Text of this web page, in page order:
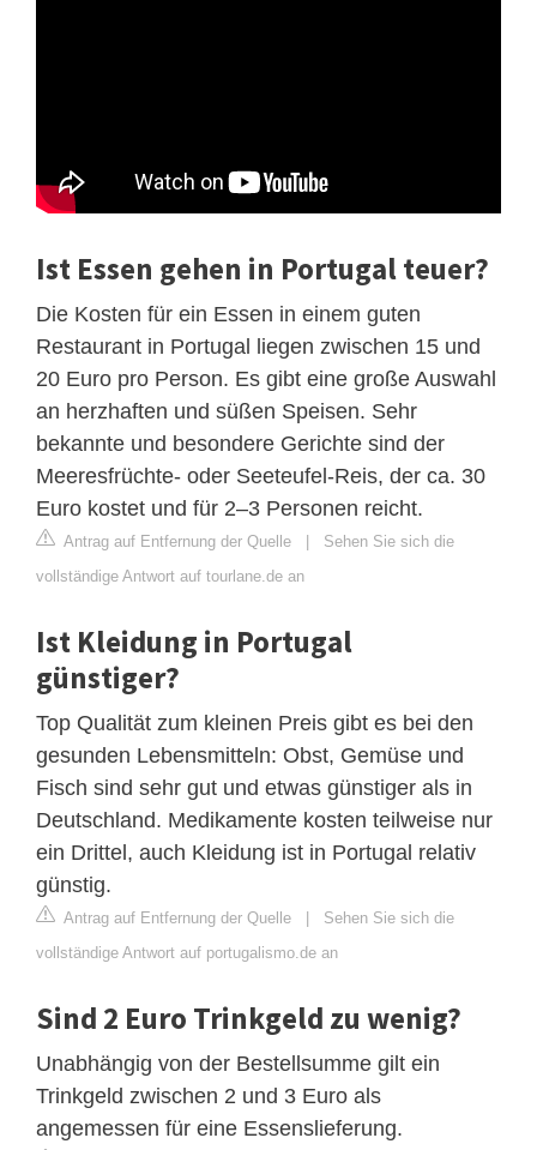
Ist Essen gehen in Portugal teuer?
Die Kosten für ein Essen in einem guten
Restaurant in Portugal liegen zwischen 15 und
20 Euro pro Person. Es gibt eine große Auswahl
an herzhaften und süßen Speisen. Sehr
bekannte und besondere Gerichte sind der
Meeresfrüchte- oder Seeteufel-Reis, der ca. 30
Euro kostet und für 2–3 Personen reicht.
Antrag auf Entfernung der Quelle | Sehen Sie sich die
vollständige Antwort auf tourlane.de an
Ist Kleidung in Portugal
günstiger?
Top Qualität zum kleinen Preis gibt es bei den
gesunden Lebensmitteln: Obst, Gemüse und
Fisch sind sehr gut und etwas günstiger als in
Deutschland. Medikamente kosten teilweise nur
ein Drittel, auch Kleidung ist in Portugal relativ
günstig.
Antrag auf Entfernung der Quelle | Sehen Sie sich die
vollständige Antwort auf portugalismo.de an
Sind 2 Euro Trinkgeld zu wenig?
Unabhängig von der Bestellsumme gilt ein
Trinkgeld zwischen 2 und 3 Euro als
angemessen für eine Essenslieferung.